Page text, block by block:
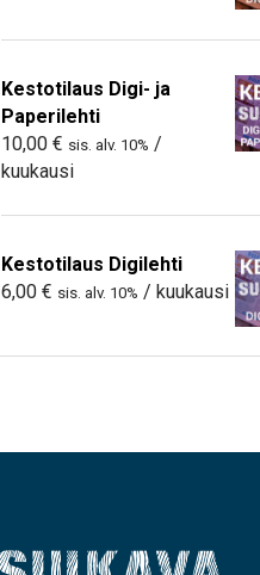
Kestotilaus Digi- ja
Paperilehti
10,00 € sis. alv. 10% /
kuukausi
Kestotilaus Digilehti
6,00 € sis. alv. 10% / kuukausi